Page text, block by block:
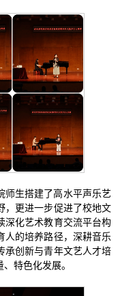
师生搭建了高水平声乐艺
，更进一步促进了校地文
深化艺术教育交流平台构
人的培养路径，深耕音乐
承创新与青年文艺人才培
特色化发展。